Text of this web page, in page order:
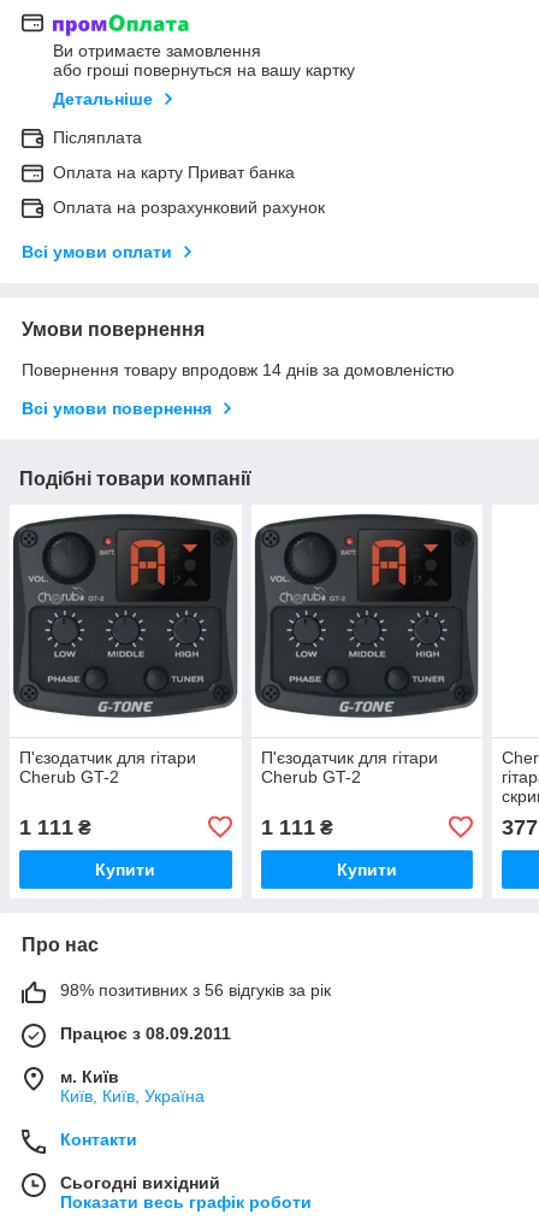
Ви отримаєте замовлення
або гроші повернуться на вашу картку
Детальніше
Післяплата
Оплата на карту Приват банка
Оплата на розрахунковий рахунок
Всі умови оплати
Умови повернення
Повернення товару впродовж 14 днів за домовленістю
Всі умови повернення
Подібні товари компанії
П'єзодатчик для гітари
Cherub GT-2
1 111 ₴
Купити
П'єзодатчик для гітари
Cherub GT-2
1 111₴
Купити
377
Про нас
98% позитивних з 56 відгуків за рік
Працює з 08.09.2011
м. Київ
Київ, Київ, Україна
Контакти
Сьогодні вихідний
Показати весь графік роботи